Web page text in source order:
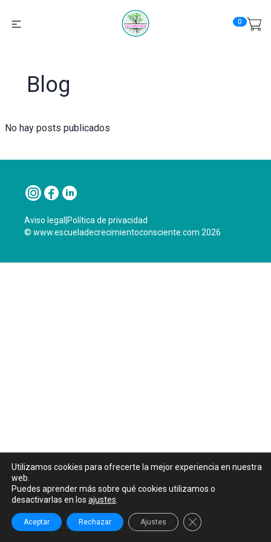
0
Blog
No hay posts publicados
© www.escueladecrecimientoconsciente.com 2026
Aviso legal Política de privacidad
Utilizamos cookies para ofrecerte la mejor experiencia en nuestra
web.
Puedes aprender más sobre qué cookies utilizamos o
desactivarlas en los ajustes
Aceptar Rechazar Ajustes Cerrar el banner de